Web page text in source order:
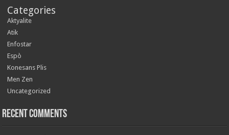
Categories
Aktyalite
Atik
Enfostar
Espò
Konesans Plis
Men Zen
Uncategorized
Recent Comments